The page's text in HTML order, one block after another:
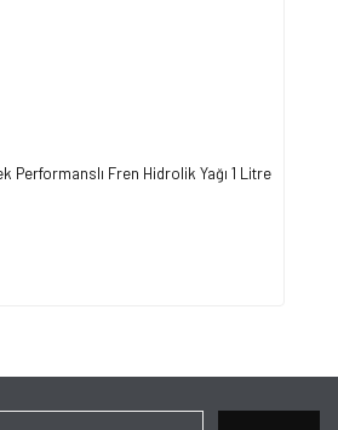
Performanslı Fren Hidrolik Yağı 1 Litre